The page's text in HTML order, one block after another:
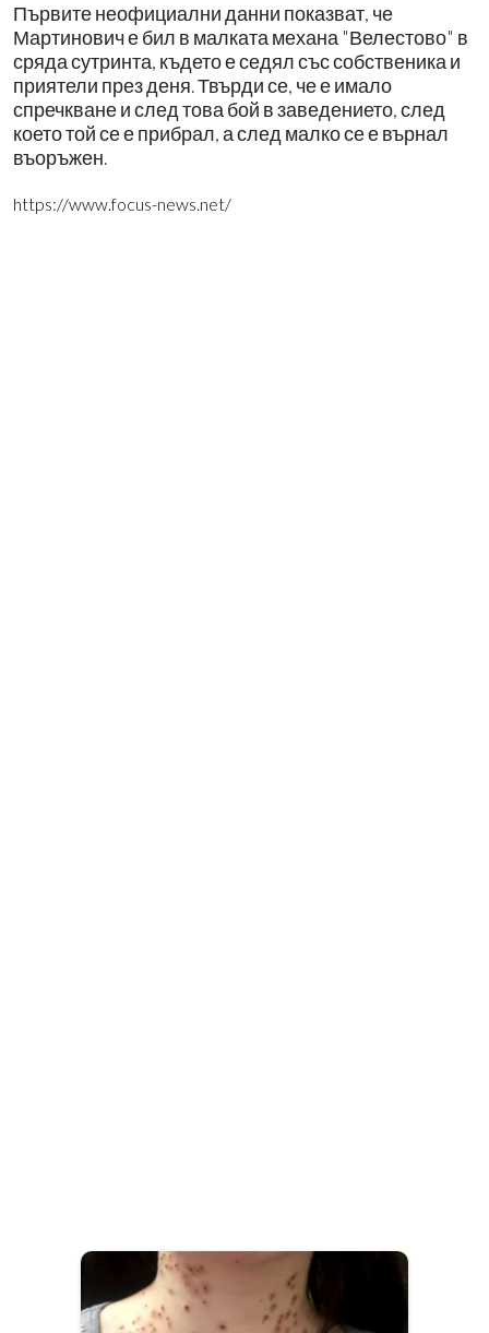
Първите неофициални данни показват, че
Мартинович е бил в малката механа "Велестово" в
сряда сутринта, където е седял със собственика и
приятели през деня. Твърди се, че е имало
спречкване и след това бой в заведението, след
което той се е прибрал, а след малко се е върнал
въоръжен.
https://www.focus-news.net/